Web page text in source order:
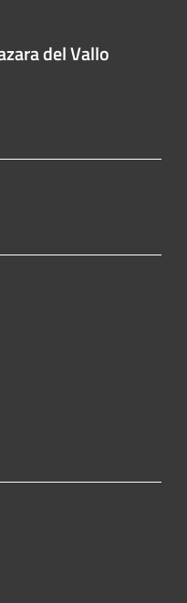
del Vallo